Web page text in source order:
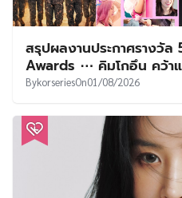
สรุปผลงานประกาศรางวั
Awards ⋯ คิมโกอึน คว้า
BykorseriesOn01/08/2026